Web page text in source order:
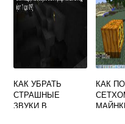
КАК УБРАТЬ
СТРАШНЫЕ
ЗВУКИ В
КАК